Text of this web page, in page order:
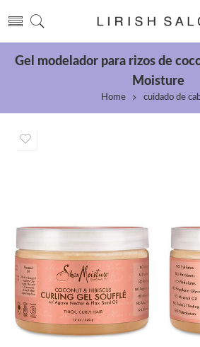
Gel modelador para rizos de
Moisture
Home cuidado de